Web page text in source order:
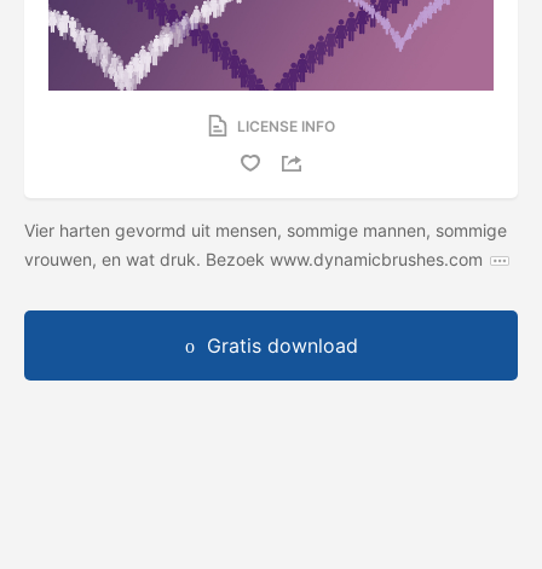
LICENSE INFO
Vier harten gevormd uit mensen, sommige mannen, sommige
vrouwen, en wat druk. Bezoek www.dynamicbrushes.com
Gratis download